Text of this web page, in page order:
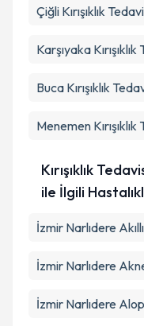
Çiğli Kırışıklık
Karşıyaka
Buca Kırışıklık
Menemen
Kırışıklık
ile İlgili
İzmir Narlıdere
İzmir Narlıdere
İzmir Narlıdere